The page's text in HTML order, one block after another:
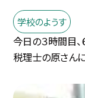
学校のようす
今日の３時間目
税理士の原さん